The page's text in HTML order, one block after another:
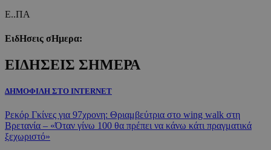
Ε..ΠΑ
ΕιδΗσεις σΗμερα:
ΕΙΔΗΣΕΙΣ ΣΗΜΕΡΑ
ΔΗΜΟΦΙΛΗ ΣΤΟ INTERNET
Ρεκόρ Γκίνες για 97χρονη: Θριαμβεύτρια στο wing walk στη
Βρετανία – «Όταν γίνω 100 θα πρέπει να κάνω κάτι πραγματικά
ξεχωριστό»